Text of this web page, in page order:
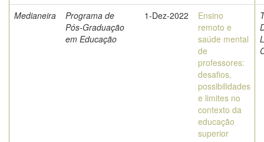
Medianeira
Programa de
Pós-Graduação
em Educação
1-Dez-2022
Ensino
remoto e
saúde mental
de
professores:
desafios,
possibilidades
e limites no
contexto da
educação
superior